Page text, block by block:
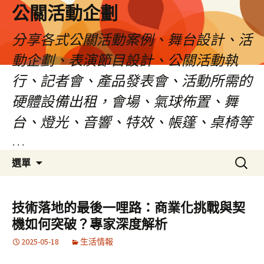
公關活動企劃
分享各式公關活動案例、舞台設計、活
動企劃、表演節目設計、公關活動執
行、記者會、產品發表會、活動所需的
硬體設備出租，會場、氣球佈置、舞
台、燈光、音響、特效、帳篷、桌椅等
…
選單
要
內
容
搜
尋
鍵
字:
技術落地的最後一哩路：商業化挑戰與契
機如何突破？專家深度解析
2025-05-18 生活情報